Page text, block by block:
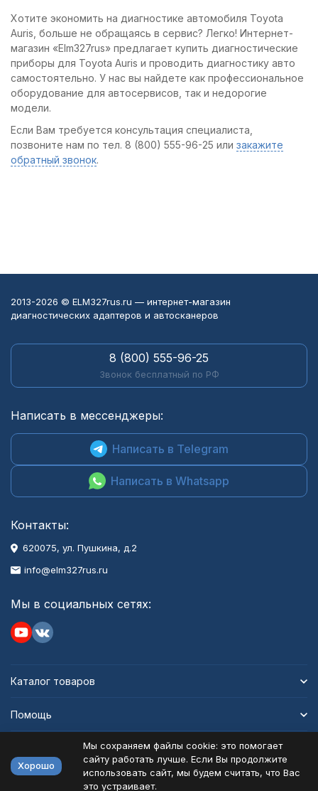
Хотите экономить на диагностике автомобиля Toyota
Auris, больше не обращаясь в сервис? Легко! Интернет-
магазин «Elm327rus» предлагает купить диагностические
приборы для Toyota Auris и проводить диагностику авто
самостоятельно. У нас вы найдете как профессиональное
оборудование для автосервисов, так и недорогие
модели.
Если Вам требуется консультация специалиста,
позвоните нам по тел. 8 (800) 555-96-25 или закажите
обратный звонок.
2013-2026 © ELM327rus.ru — интернет-магазин
диагностических адаптеров и автосканеров
8 (800) 555-96-25
Звонок бесплатный по РФ
Написать в мессенджеры:
Написать в Telegram
Написать в Whatsapp
Контакты:
620075, ул. Пушкина, д.2
info@elm327rus.ru
Мы в социальных сетях:
Каталог товаров
Помощь
Хорошо
Мы сохраняем файлы cookie: это помогает
сайту работать лучше. Если Вы продолжите
использовать сайт, мы будем считать, что Вас
это устраивает.